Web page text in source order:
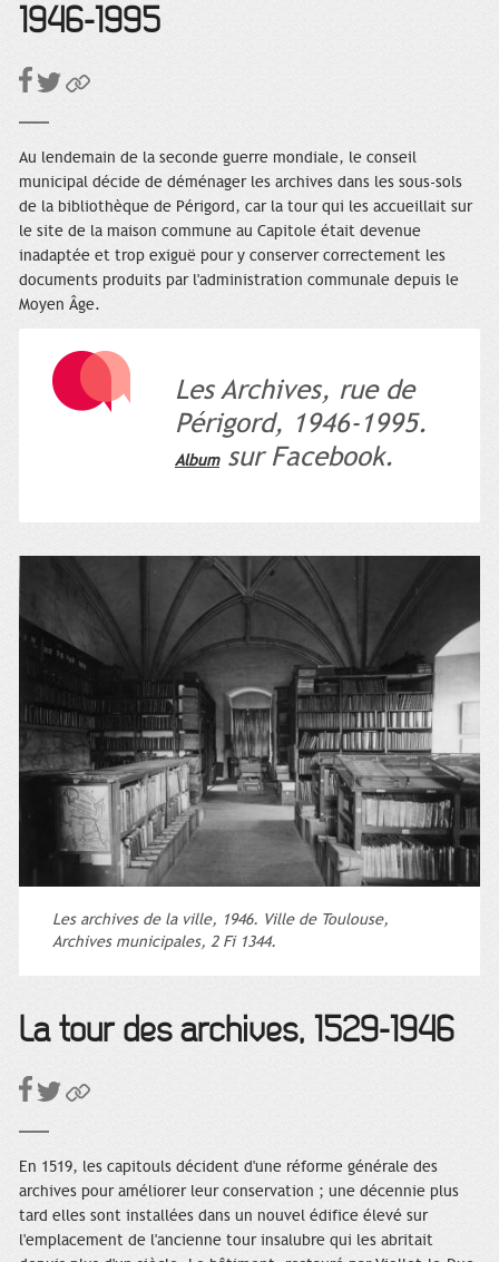
1946-1995
Au lendemain de la seconde guerre mondiale, le conseil
municipal décide de déménager les archives dans les sous-sols
de la bibliothèque de Périgord, car la tour qui les accueillait sur
le site de la maison commune au Capitole était devenue
inadaptée et trop exiguë pour y conserver correctement les
documents produits par l'administration communale depuis le
Moyen Âge.
Les Archives, rue de
Périgord, 1946-1995.
Albumsur Facebook.
Les archives de la ville, 1946. Ville de Toulouse,
Archives municipales, 2 Fi 1344.
La tour des archives, 1529-1946
En 1519, les capitouls décident d'une réforme générale des
archives pour améliorer leur conservation ; une décennie plus
tard elles sont installées dans un nouvel édifice élevé sur
l'emplacement de l'ancienne tour insalubre qui les abritait